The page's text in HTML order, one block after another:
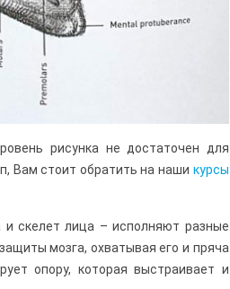
рисунка не достаточен для
Вам стоит обратить на наши курсы
и скелет лица – исполняют разные
мозга, охватывая его и пряча
опору, которая выстраивает и